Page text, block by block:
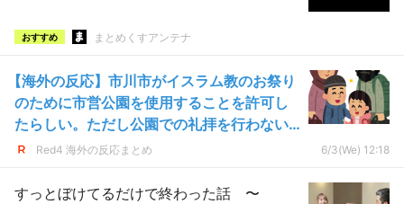
おすすめ まとめくすアンテナ
【海外の反応】市川市がイスラム教のお祭り
のために市営公園を使用することを許可し
たらしい。ただし公園での礼拝を行わない
条件でRed4 海外の反応まとめ 6/3(We) 12:18
すっとぼけてるだけで終わった話 〜